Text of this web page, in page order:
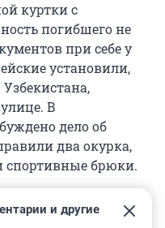
куртки с
погибшего не
при себе у
установили,
В
дело об
два окурка,
спортивные брюки.
и другие